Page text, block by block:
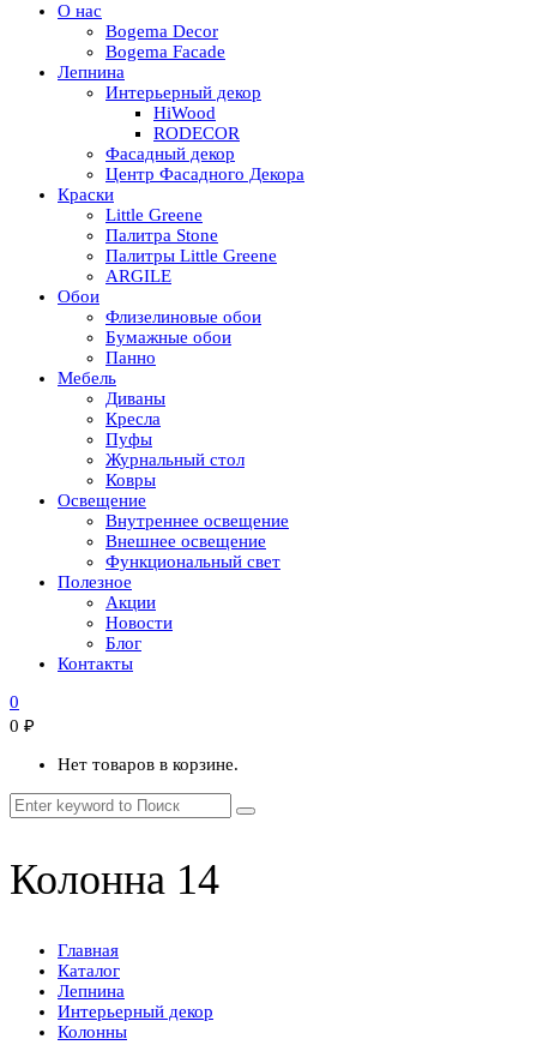
О нас
Bogema Decor
Bogema Facade
Лепнина
Интерьерный декор
HiWood
RODECOR
Фасадный декор
Центр Фасадного Декора
Краски
Little Greene
Палитра Stone
Палитры Little Greene
ARGILE
Обои
Флизелиновые обои
Бумажные обои
Панно
Мебель
Диваны
Кресла
Пуфы
Журнальный стол
Ковры
Освещение
Внутреннее освещение
Внешнее освещение
Функциональный свет
Полезное
Акции
Новости
Блог
Контакты
0
0 ₽
Нет товаров в корзине.
Колонна 14
Главная
Каталог
Лепнина
Интерьерный декор
Колонны